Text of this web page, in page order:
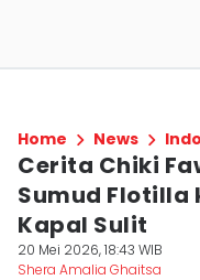
Home News
Cerita Chiki
Sumud Flotilla
Kapal Sulit
20 Mei 2026, 18:43 WIB
Shera Amalia Ghaitsa